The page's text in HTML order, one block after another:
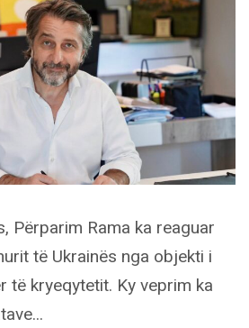
Përparim Rama ka reaguar
të Ukrainës nga objekti i
të kryeqytetit. Ky veprim ka